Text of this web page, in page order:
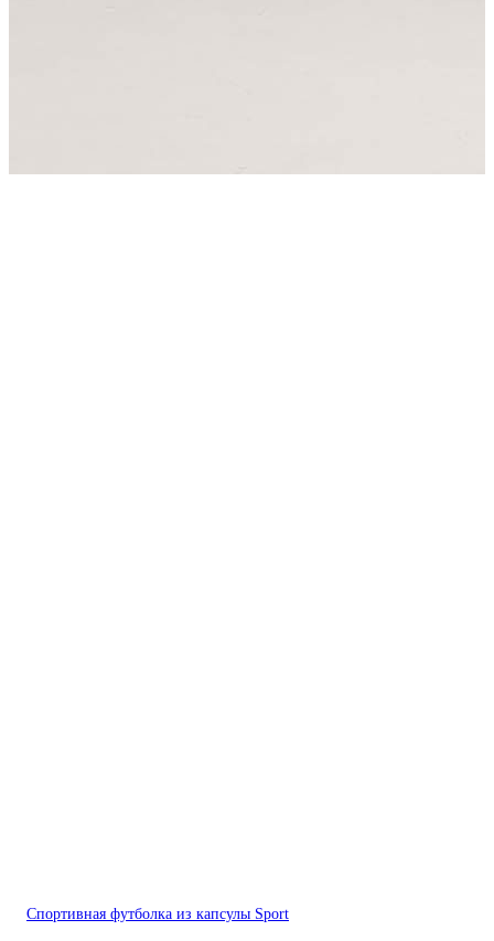
Спортивная футболка из капсулы Sport